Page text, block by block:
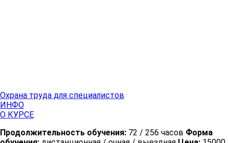
Охрана труда для специалистов
ИНФО
О КУРСЕ
Продолжительность обучения: 72 / 256 часов Форма